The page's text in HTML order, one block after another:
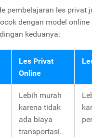
pembelajaran les privat
dengan model
keduanya:
Les Privat
Online
Lebih murah
karena tidak
ada biaya
transportasi.